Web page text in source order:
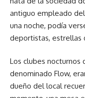
antiguo empleado
una noche, podía
deportistas, estrellas
Los clubes nocturnos
denominado Flow,
dueño del local